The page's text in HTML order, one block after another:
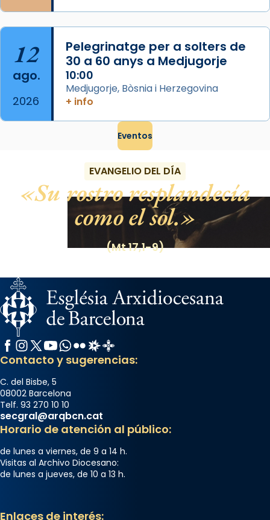
12
ago.
2026
Pelegrinatge per a solters de
30 a 60 anys a Medjugorje
10:00
Medjugorje, Bòsnia i Herzegovina
+ info
Eventos
EVANGELIO DEL DÍA
Su rostro resplandecía
como el sol.
(Mt 17,1-9)
Facebook
Instagram
X / Twitter
YouTube
WhatsApp
FlickrRadio Estel
Catalunya Cristiana
Contacto y sugerencias:
C. del Bisbe, 5
08002 Barcelona
Telf. 93 270 10 10
secgral@arqbcn.cat
Horario de atención al público:
de lunes a viernes, de 9 a 14 h.
Visitas al Archivo Diocesano:
de lunes a jueves, de 10 a 13 h.
Enlaces de interés: